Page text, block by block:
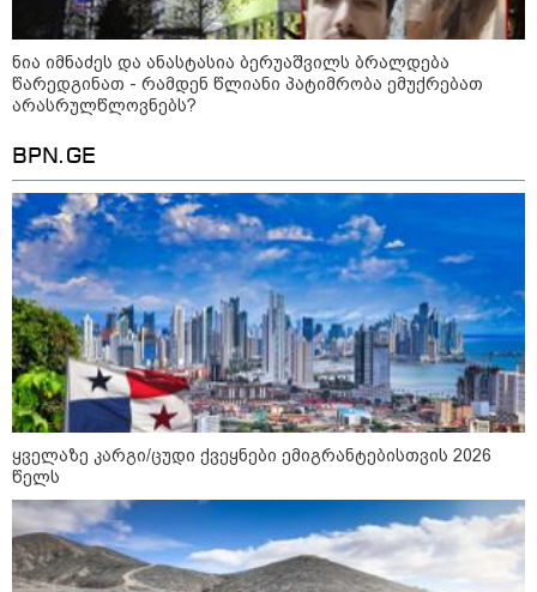
15:54 / 06-08-2026
საქმეზე დაკავებული ანასტასია
ბერუაშვილის ადვოკატი
კატეგორიის ყველა სიახლე
მკითხველის რჩევით
ნია იმნაძეს და ანასტასია ბერუაშვილს ბრალდება
წარედგინათ - რამდენ წლიანი პატიმრობა ემუქრებათ
არასრულწლოვნებს?
BPN.GE
ყველაზე კარგი/ცუდი ქვეყნები ემიგრანტებისთვის 2026
წელს